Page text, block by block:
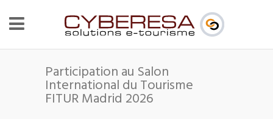
Participation au Salon
International du Tourisme
FITUR Madrid 2026